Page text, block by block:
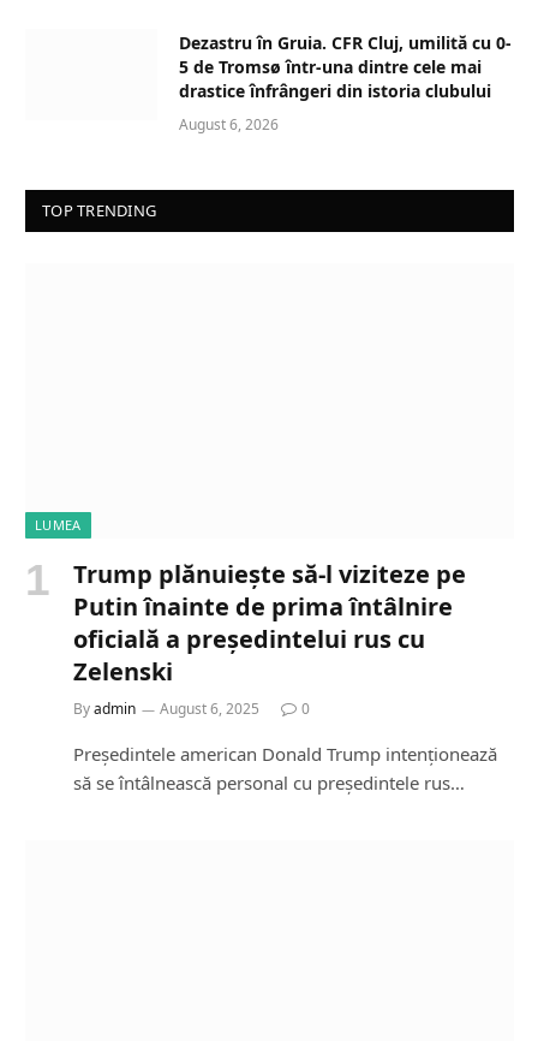
Dezastru în Gruia. CFR Cluj, umilită cu 0-
5 de Tromsø într-una dintre cele mai
drastice înfrângeri din istoria clubului
August 6, 2026
TOP TRENDING
LUMEA
Trump plănuiește să-l viziteze pe
Putin înainte de prima întâlnire
oficială a președintelui rus cu
Zelenski
Byadmin August 6, 2025 0
Președintele american Donald Trump intenționează
să se întâlnească personal cu președintele rus…